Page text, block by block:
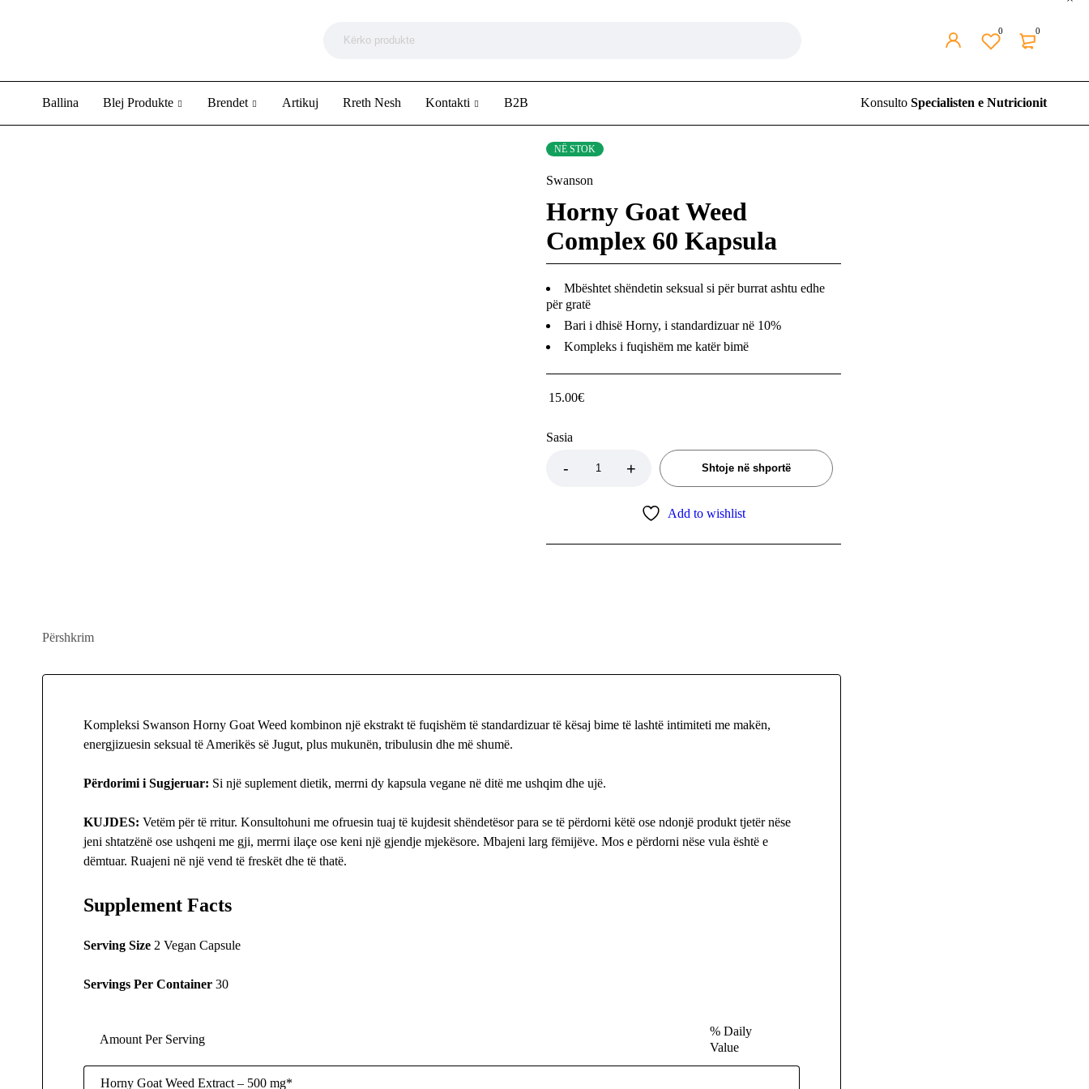
0
0
Ballina Blej Produkte Brendet Artikuj Rreth Nesh Kontakti B2B Konsulto Specialisten e Nutricionit
NË STOK
Swanson
Horny Goat Weed
Complex 60 Kapsula
Mbështet shëndetin seksual si për burrat ashtu edhe
për gratë
Bari i dhisë Horny, i standardizuar në 10%
Kompleks i fuqishëm me katër bimë
15.00€
Sasia
Shtoje në shportë
Add to wishlist
Përshkrim
Kompleksi Swanson Horny Goat Weed kombinon një ekstrakt të fuqishëm të standardizuar të kësaj bime të lashtë intimiteti me makën,
energjizuesin seksual të Amerikës së Jugut, plus mukunën, tribulusin dhe më shumë.
Përdorimi i Sugjeruar: Si një suplement dietik, merrni dy kapsula vegane në ditë me ushqim dhe ujë.
KUJDES: Vetëm për të rritur. Konsultohuni me ofruesin tuaj të kujdesit shëndetësor para se të përdorni këtë ose ndonjë produkt tjetër nëse
jeni shtatzënë ose ushqeni me gji, merrni ilaçe ose keni një gjendje mjekësore. Mbajeni larg fëmijëve. Mos e përdorni nëse vula është e
dëmtuar. Ruajeni në një vend të freskët dhe të thatë.
Supplement Facts
Serving Size 2 Vegan Capsule
Servings Per Container 30
Amount Per Serving
% Daily
Value
Horny Goat Weed Extract – 500 mg*